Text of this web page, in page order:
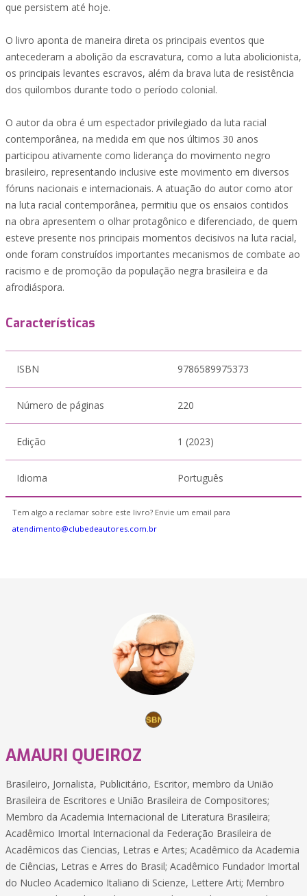
que persistem até hoje.
O livro aponta de maneira direta os principais eventos que
antecederam a abolição da escravatura, como a luta abolicionista,
os principais levantes escravos, além da brava luta de resistência
dos quilombos durante todo o período colonial.
O autor da obra é um espectador privilegiado da luta racial
contemporânea, na medida em que nos últimos 30 anos
participou ativamente como liderança do movimento negro
brasileiro, representando inclusive este movimento em diversos
fóruns nacionais e internacionais. A atuação do autor como ator
na luta racial contemporânea, permitiu que os ensaios contidos
na obra apresentem o olhar protagônico e diferenciado, de quem
esteve presente nos principais momentos decisivos na luta racial,
onde foram construídos importantes mecanismos de combate ao
racismo e de promoção da população negra brasileira e da
afrodiáspora.
Características
ISBN 9786589975373
Número de páginas 220
Edição 1 (2023)
Idioma Português
Tem algo a reclamar sobre este livro? Envie um email para
atendimento@clubedeautores.com.br
AMAURI QUEIROZ
Brasileiro, Jornalista, Publicitário, Escritor, membro da União
Brasileira de Escritores e União Brasileira de Compositores;
Membro da Academia Internacional de Literatura Brasileira;
Acadêmico Imortal Internacional da Federação Brasileira de
Acadêmicos das Ciencias, Letras e Artes; Acadêmico da Academia
de Ciências, Letras e Arres do Brasil; Acadêmico Fundador Imortal
do Nucleo Academico Italiano di Scienze, Lettere Arti; Membro